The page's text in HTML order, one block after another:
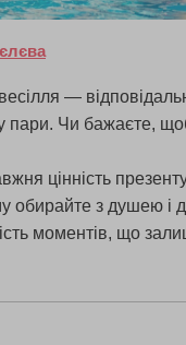
—
пари. Чи бажаєте,
цінність
обирайте з душею і
моментів, що